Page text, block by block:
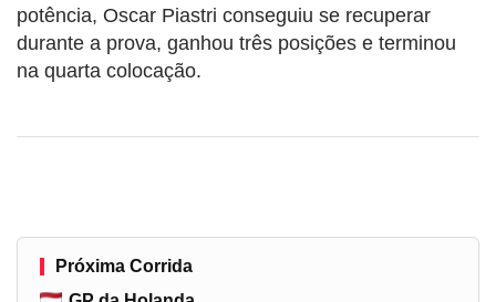
potência, Oscar Piastri conseguiu se recuperar
durante a prova, ganhou três posições e terminou
na quarta colocação.
Próxima Corrida